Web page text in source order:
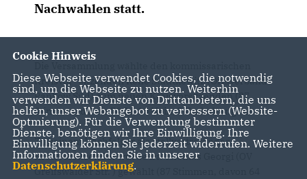
Nachwahlen statt.
Kreisvor- sitzenden René Stadtkewitz (Ortsverband
Pankow Süd) zum neuen Kreisvorsitzenden (87
Stimmen, davon 70 Ja, 10 Nein, 7 Enthaltungen).
Zu seinem Nachfolger als stellvertretender
Kreisvorsitzender wurde Dr. Thomas Georgi (OV
Greifswalder Str. ) gewählt (87 Stimmen, davon 64
Cookie Hinweis
Diese Webseite verwendet Cookies, die notwendig
sind, um die Webseite zu nutzen. Weiterhin
verwenden wir Dienste von Drittanbietern, die uns
helfen, unser Webangebot zu verbessern (Website-
Optmierung). Für die Verwendung bestimmter
Dienste, benötigen wir Ihre Einwilligung. Ihre
Einwilligung können Sie jederzeit widerrufen. Weitere
Informationen finden Sie in unserer
Datenschutzerklärung.